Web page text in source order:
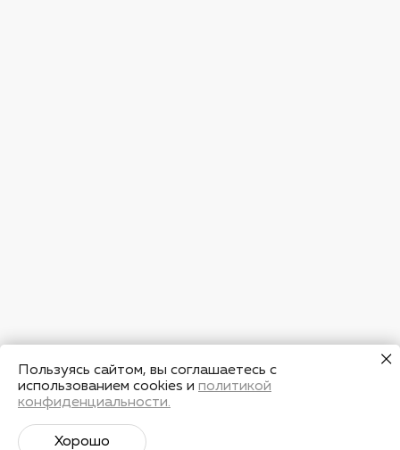
Пользуясь сайтом, вы соглашаетесь с
использованием cookies и политикой
конфиденциальности.
Хорошо